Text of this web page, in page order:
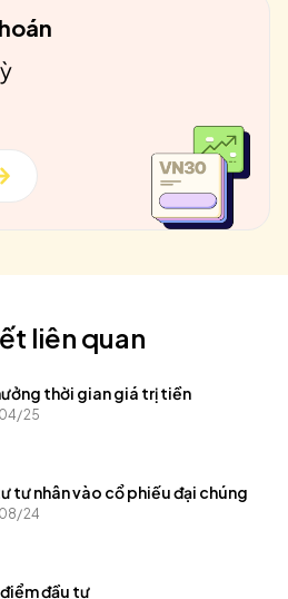
liên quan
thời gian giá trị tiền
25
tư nhân vào cổ phiếu đại chúng
24
đầu tư